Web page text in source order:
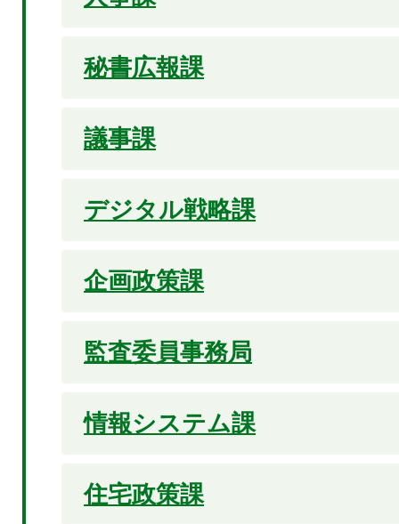
秘書広報課
議事課
デジタル戦略課
企画政策課
監査委員事務局
情報システム課
住宅政策課